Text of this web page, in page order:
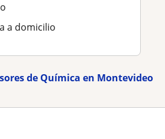
a domicilio
de Química en Montevideo